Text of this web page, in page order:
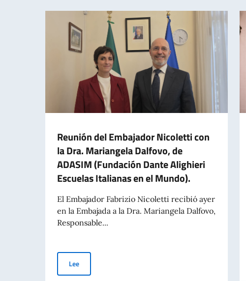
Reunión del Embajador Nicoletti con
la Dra. Mariangela Dalfovo, de
ADASIM (Fundación Dante Alighieri
Escuelas Italianas en el Mundo).
El Embajador Fabrizio Nicoletti recibió ayer
en la Embajada a la Dra. Mariangela Dalfovo,
Responsable...
LeeReunión del Embajador Nicoletti con la Dra. Mariangela